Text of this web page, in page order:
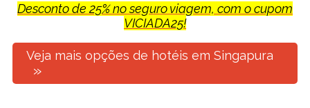
Desconto de 25% no seguro viagem, com o cupom
VICIADA25!
Veja mais opções de hotéis em Singapura